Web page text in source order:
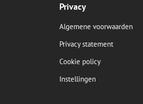
Privacy
Algemene voorwaarden
Privacy statement
Cookie policy
Instellingen